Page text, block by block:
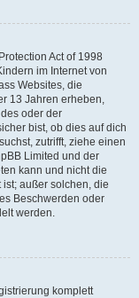
Act of 1998
im Internet von
Websites, die
13 Jahren erheben,
oder der
bist, ob dies auf dich
zutrifft, ziehe einen
Limited und der
kann und nicht die
außer solchen, die
Beschwerden oder
werden.
komplett